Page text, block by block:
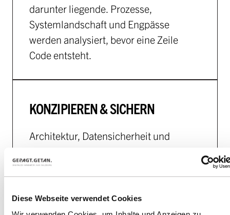
Diese Webseite verwendet Cookies
darunter liegende. Prozesse,
Systemlandschaft und Engpässe
werden analysiert, bevor eine Zeile
Code entsteht.
KONZIPIEREN & SICHERN
Architektur, Datensicherheit und
nach dem Launch. Die werden am
Ende keine Überraschungen gibt.